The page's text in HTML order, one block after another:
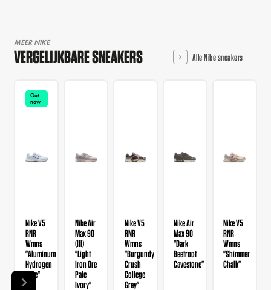
MEER NIKE
VERGELIJKBARE SNEAKERS Alle Nike sneakers
Out
now
Nike V5
RNR
Wmns
"Aluminum
Hydrogen
Blue"
Nike Air
Max 90
(III)
"Light
Iron Ore
Pale
Ivory"
Nike V5
RNR
Wmns
"Burgundy
Crush
College
Grey"
Nike Air
Max 90
"Dark
Beetroot
Cavestone"
Nike V5
RNR
Wmns
"Shimmer
Chalk"